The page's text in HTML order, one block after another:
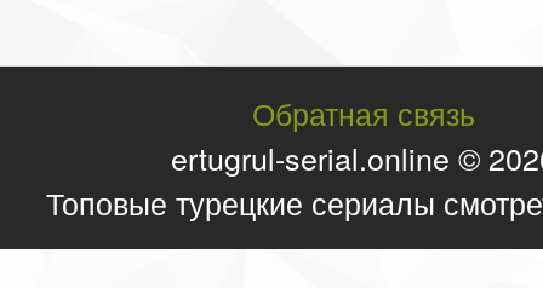
Обратная связь
ertugrul-serial.online ©
Топовые турецкие сериалы